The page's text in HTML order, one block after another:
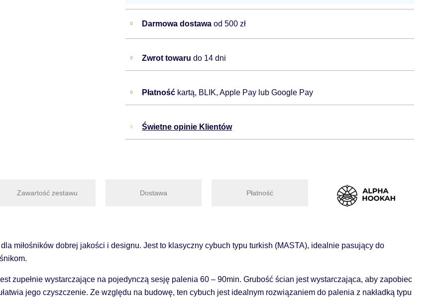
Darmowa dostawaod 500 zł
Zwrot towarudo 14 dni
Płatność kartą, BLIK, Apple Pay lub Google Pay
Świetne opinie Klientów
Zawartość zestawu Dostawa Płatność
miłośników dobrej jakości i designu. Jest to klasyczny cybuch typu turkish (MASTA), idealnie pasujący do
zupełnie wystarczające na pojedynczą sesję palenia 60 – 90min. Grubość ścian jest wystarczająca, aby zapobiec
jego czyszczenie. Ze względu na budowę, ten cybuch jest idealnym rozwiązaniem do palenia z nakładką typu